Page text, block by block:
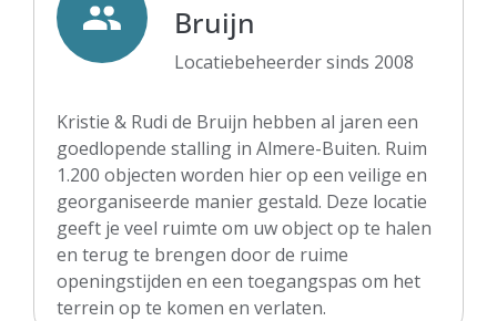
Bruijn
Locatiebeheerder sinds 2008
Kristie & Rudi de Bruijn hebben al jaren een
goedlopende stalling in Almere-Buiten. Ruim
1.200 objecten worden hier op een veilige en
georganiseerde manier gestald. Deze locatie
geeft je veel ruimte om uw object op te halen
en terug te brengen door de ruime
openingstijden en een toegangspas om het
terrein op te komen en verlaten.